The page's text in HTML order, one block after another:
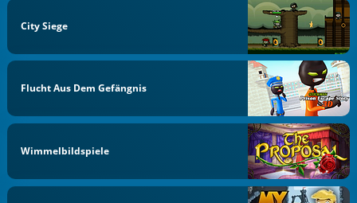
City Siege
Flucht Aus Dem Gefängnis
Wimmelbildspiele